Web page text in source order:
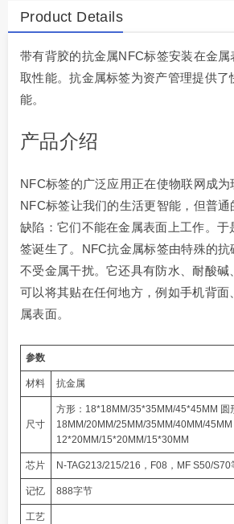
Product Details
带有背胶的抗金属NFC标签安装在金
取性能。抗金属标签为资产管理提供了
能。
产品介绍
NFC标签的广泛应用正在使物联网成为
NFC标签让我们的生活更智能，但普
缺陷：它们不能在金属表面上工作。于
签诞生了。NFC抗金属标签由特殊的抗
不受金属干扰。它还具有防水、耐酸碱
可以将其贴在任何地方，例如手机背面
属表面。
参数
材料 抗金属
尺寸
方形：18*18MM/35*35MM/45*45MM 圆
18MM/20MM/25MM/35MM/40MM/45MM
12*20MM/15*20MM/15*30MM
芯片 N-TAG213/215/216，F08，MF S50/S70
记忆 888字节
工艺